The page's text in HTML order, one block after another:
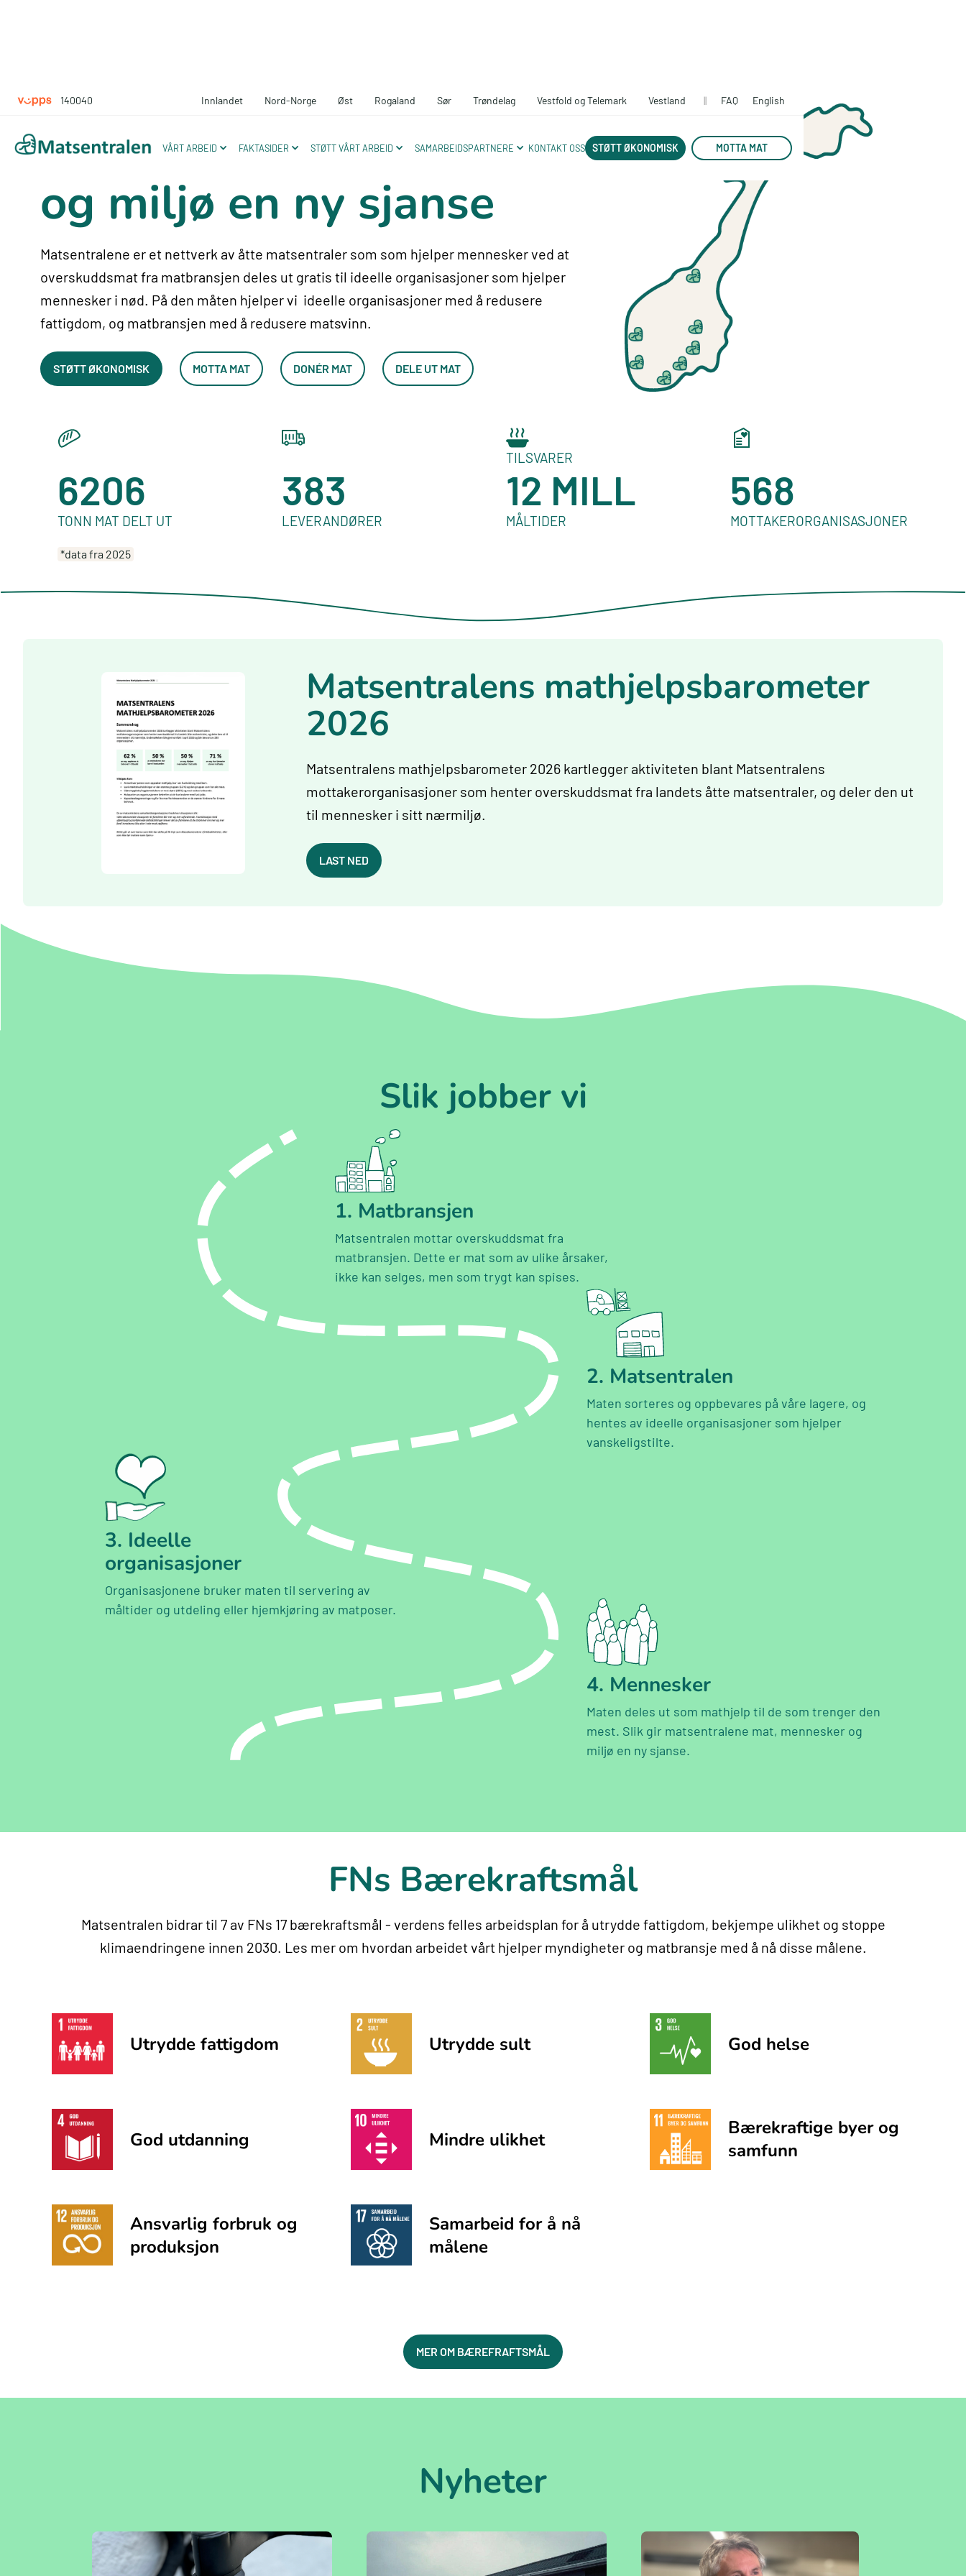
140040 Innlandet Nord-Norge Øst Rogaland Sør Trøndelag Vestfold og Telemark Vestland || FAQ English
VÅRT ARBEID FAKTASIDER STØTT VÅRT ARBEID SAMARBEIDSPARTNERE KONTAKT OSS STØTT ØKONOMISK MOTTA MAT
Vi gir mat, mennesker
og miljø en ny sjanse
Matsentralene er et nettverk av åtte matsentraler som som hjelper mennesker ved at
overskuddsmat fra matbransjen deles ut gratis til ideelle organisasjoner som hjelper
mennesker i nød. På den måten hjelper vi ideelle organisasjoner med å redusere
fattigdom, og matbransjen med å redusere matsvinn.
STØTT ØKONOMISK MOTTA MAT DONÉR MAT DELE UT MAT
6206
TONN MAT DELT UT
383
LEVERANDØRER
TILSVARER
12 MILL
MÅLTIDER
568
MOTTAKERORGANISASJONER
*data fra 2025
Matsentralens mathjelpsbarometer
2026
Matsentralens mathjelpsbarometer 2026 kartlegger aktiviteten blant Matsentralens
mottakerorganisasjoner som henter overskuddsmat fra landets åtte matsentraler, og deler den ut
til mennesker i sitt nærmiljø.
LAST NED
Slik jobber vi
1. Matbransjen
Matsentralen mottar overskuddsmat fra
matbransjen. Dette er mat som av ulike årsaker,
ikke kan selges, men som trygt kan spises.
3. Ideelle
organisasjoner
Organisasjonene bruker maten til servering av
måltider og utdeling eller hjemkjøring av matposer.
2. Matsentralen
Maten sorteres og oppbevares på våre lagere, og
hentes av ideelle organisasjoner som hjelper
vanskeligstilte.
4. Mennesker
Maten deles ut som mathjelp til de som trenger den
mest. Slik gir matsentralene mat, mennesker og
miljø en ny sjanse.
FNs Bærekraftsmål
Matsentralen bidrar til 7 av FNs 17 bærekraftsmål - verdens felles arbeidsplan for å utrydde fattigdom, bekjempe ulikhet og stoppe
klimaendringene innen 2030. Les mer om hvordan arbeidet vårt hjelper myndigheter og matbransje med å nå disse målene.
Utrydde fattigdom Utrydde sult God helse
God utdanning Mindre ulikhet
Bærekraftige byer og
samfunn
Ansvarlig forbruk og
produksjon
Samarbeid for å nå
målene
MER OM BÆREFRAFTSMÅL
Nyheter